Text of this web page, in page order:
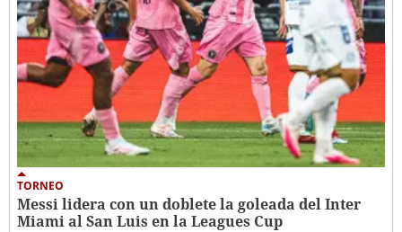
TORNEO
Messi lidera con un doblete la goleada del Inter
Miami al San Luis en la Leagues Cup